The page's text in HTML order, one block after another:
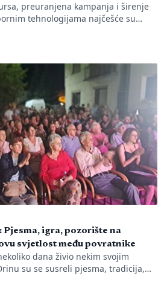
preuranjena kampanja i širenje
tehnologijama najčešće su
Transparency International u
odredaba izbornog zakonodavstva,
komisija promijenila pristup u
[…]
Pjesma, igra, pozorište na
svjetlost među povratnike
dana živio nekim svojim
su se susreli pjesma, tradicija,
Drini ’26“ još jednom su pokazali